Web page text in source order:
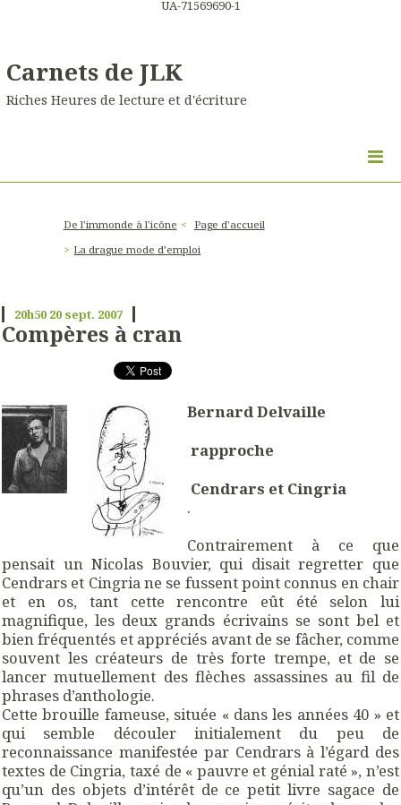
UA-71569690-1
Carnets de JLK
Riches Heures de lecture et d'écriture
De l'immonde à l'icône
Page d'accueil
La drague mode d’emploi
20h50 20 sept. 2007
Compères à cran
Bernard Delvaille
rapproche
Cendrars et Cingria
.
Contrairement à ce que
pensait un Nicolas Bouvier, qui disait regretter que
Cendrars et Cingria ne se fussent point connus en chair
et en os, tant cette rencontre eût été selon lui
magnifique, les deux grands écrivains se sont bel et
bien fréquentés et appréciés avant de se fâcher, comme
souvent les créateurs de très forte trempe, et de se
lancer mutuellement des flèches assassines au fil de
phrases d’anthologie.
Cette brouille fameuse, située « dans les années 40 » et
qui semble découler initialement du peu de
reconnaissance manifestée par Cendrars à l’égard des
textes de Cingria, taxé de « pauvre et génial raté », n’est
qu’un des objets d’intérêt de ce petit livre sagace de